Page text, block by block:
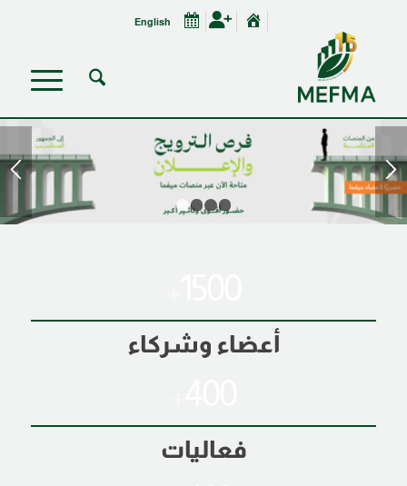
English
4
أعضاء وشركاء
فعاليات